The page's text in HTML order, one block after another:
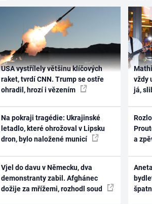
USA vystřílely většinu klíčových
raket, tvrdí CNN. Trump se ostře
ohradil, hrozí i vězením
Na pokraji tragédie: Ukrajinské
letadlo, které ohrožoval v Lipsku
dron, bylo naložené municí
Vjel do davu v Německu, dva
demonstranty zabil. Afghánec
dožije za mřížemi, rozhodl soud
vždy
já,
a